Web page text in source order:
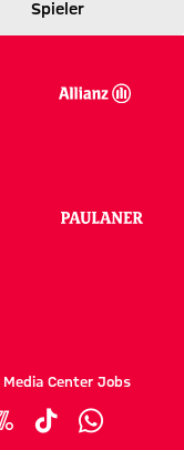
Spieler
Media Center Jobs